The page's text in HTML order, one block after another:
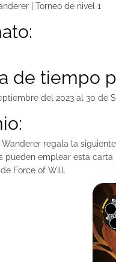
| Torneo de nivel 1
de tiempo
del 2023 al 30 de
Wanderer regala la siguiente
pueden emplear esta
Force of Will.